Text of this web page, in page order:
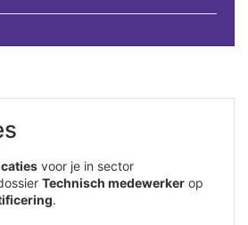
voor je in sector
Technisch medewerker op
.